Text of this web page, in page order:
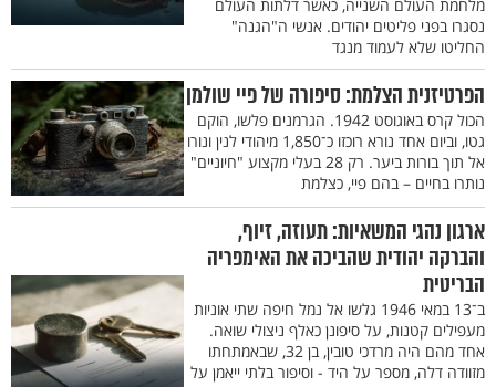
מלחמת העולם השנייה, כאשר דלתות העולם
נסגרו בפני פליטים יהודים. אנשי ה"הגנה"
החליטו שלא לעמוד מנגד
הפרטיזנית הצלמת: סיפורה של פיי שולמן
הכול קרס באוגוסט 1942. הגרמנים פלשו, הוקם
גטו, וביום אחד נורא רוכזו כ־1,850 מיהודי לנין ונורו
אל תוך בורות ביער. רק 28 בעלי מקצוע "חיוניים"
נותרו בחיים – בהם פיי, כצלמת
ארגון נהגי המשאיות: תעוזה, זיוף,
והברקה יהודית שהביכה את האימפריה
הבריטית
ב־13 במאי 1946 גלשו אל נמל חיפה שתי אוניות
מעפילים קטנות, על סיפונן כאלף ניצולי שואה.
אחד מהם היה מרדכי טובין, בן 32, שבאמתחתו
מזוודה דלה, מספר על היד - וסיפור בלתי ייאמן על